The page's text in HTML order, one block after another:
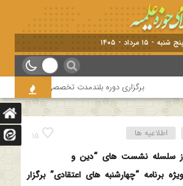
- ۱۵ مرداد - ۱۴۰۵
برگزاری دوره بلندمدت تخصصی و کارگاه
15 اطلاعیه ها
سلسله نشست های “دین و
برنامه “چهارشنبه های اعتقادی” برگزار